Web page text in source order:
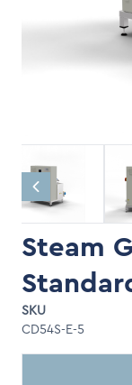
Steam
SKU
CD54S-E-5